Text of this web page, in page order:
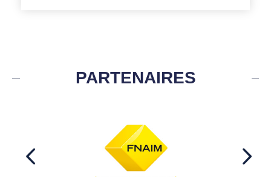
PARTENAIRES